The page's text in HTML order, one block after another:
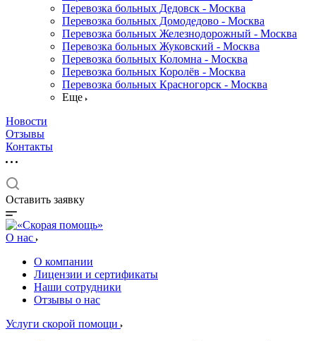
Перевозка больных Дедовск - Москва
Перевозка больных Домодедово - Москва
Перевозка больных Железнодорожный - Москва
Перевозка больных Жуковский - Москва
Перевозка больных Коломна - Москва
Перевозка больных Королёв - Москва
Перевозка больных Красногорск - Москва
Еще
Новости
Отзывы
Контакты
Оставить заявку
О нас
О компании
Лицензии и сертификаты
Наши сотрудники
Отзывы о нас
Услуги скорой помощи